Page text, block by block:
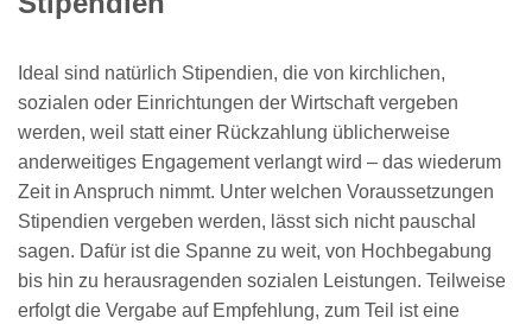
Ideal sind natürlich Stipendien, die von kirchlichen,
sozialen oder Einrichtungen der Wirtschaft vergeben
werden, weil statt einer Rückzahlung üblicherweise
anderweitiges Engagement verlangt wird – das wiederum
Zeit in Anspruch nimmt. Unter welchen Voraussetzungen
Stipendien vergeben werden, lässt sich nicht pauschal
sagen. Dafür ist die Spanne zu weit, von Hochbegabung
bis hin zu herausragenden sozialen Leistungen. Teilweise
erfolgt die Vergabe auf Empfehlung, zum Teil ist eine